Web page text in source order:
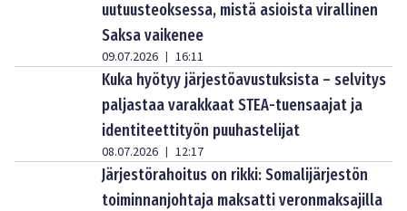
uutuusteoksessa, mistä asioista virallinen
Saksa vaikenee
09.07.2026 | 16:11
Kuka hyötyy järjestöavustuksista – selvitys
paljastaa varakkaat STEA-tuensaajat ja
identiteettityön puuhastelijat
08.07.2026 | 12:17
Järjestörahoitus on rikki: Somalijärjestön
toiminnanjohtaja maksatti veronmaksajilla